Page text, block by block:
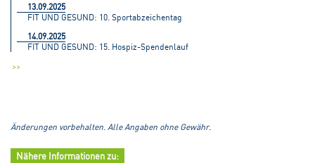
13.09.2025
FIT UND GESUND: 10. Sportabzeichentag
14.09.2025
FIT UND GESUND: 15. Hospiz-Spendenlauf
>>
Änderungen vorbehalten. Alle Angaben ohne Gewähr.
Nähere Informationen zu: